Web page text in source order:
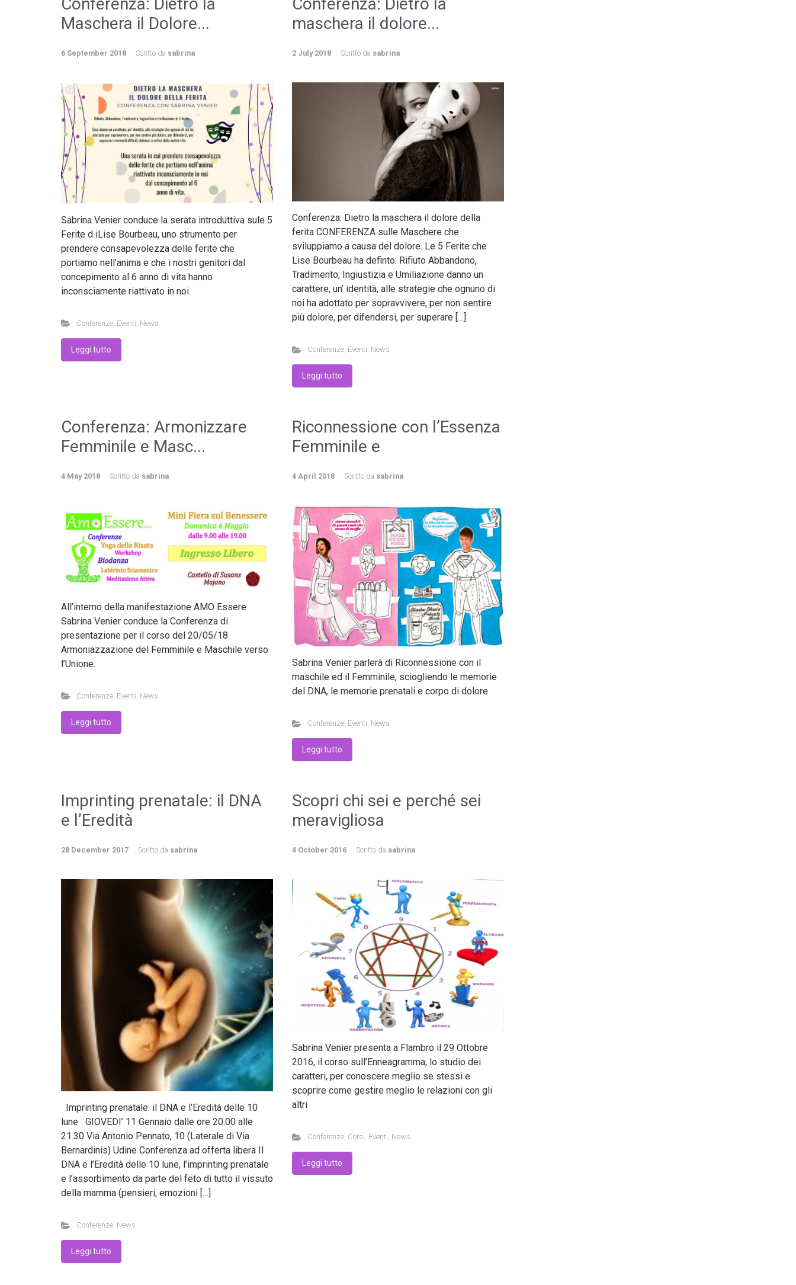
Maschera il Dolore...
6 September 2018 Scritto da sabrina
Sabrina Venier conduce la serata introduttiva sule 5
Ferite d iLise Bourbeau, uno strumento per
prendere consapevolezza delle ferite che
portiamo nell’anima e che i nostri genitori dal
concepimento al 6 anno di vita hanno
inconsciamente riattivato in noi.
Conferenze, Eventi News
Leggi tutto
maschera il dolore...
2 July 2018 Scritto da sabrina
Conferenza: Dietro la maschera il dolore della
ferita CONFERENZA sulle Maschere che
sviluppiamo a causa del dolore. Le 5 Ferite che
Lise Bourbeau ha definto: Rifiuto Abbandono,
Tradimento, Ingiustizia e Umiliazione danno un
carattere, un’ identità, alle strategie che ognuno di
noi ha adottato per sopravvivere, per non sentire
più dolore, per difendersi, per superare […]
Conferenze, Eventi News
Leggi tutto
Conferenza: Armonizzare
Femminile e Masc...
4 May 2018 Scritto da sabrina
All’interno della manifestazione AMO Essere
Sabrina Venier conduce la Conferenza di
presentazione per il corso del 20/05/18
Armoniazzazione del Femminile e Maschile verso
l’Unione.
Conferenze, Eventi News
Leggi tutto
Riconnessione con l’Essenza
Femminile e
4 April 2018 Scritto da sabrina
Sabrina Venier parlerà di Riconnessione con il
maschile ed il Femminile, sciogliendo le memorie
del DNA, le memorie prenatali e corpo di dolore
Conferenze, Eventi, News
Leggi tutto
Imprinting prenatale: il DNA
e l’Eredità
28 December 2017 Scritto da sabrina
Imprinting prenatale: il DNA e l’Eredità delle 10
lune GIOVEDI’ 11 Gennaio dalle ore 20.00 alle
21.30 Via Antonio Pennato, 10 (Laterale di Via
Bernardinis) Udine Conferenza ad offerta libera Il
DNA e l’Eredità delle 10 lune, l’imprinting prenatale
e l’assorbimento da parte del feto di tutto il vissuto
della mamma (pensieri, emozioni […]
Conferenze, News
Leggi tutto
Scopri chi sei e perché sei
meravigliosa
4 October 2016 Scritto da sabrina
Sabrina Venier presenta a Flambro il 29 Ottobre
2016, il corso sull’Enneagramma, lo studio dei
caratteri, per conoscere meglio se stessi e
scoprire come gestire meglio le relazioni con gli
altri
Conferenze, Corsi, Eventi, News
Leggi tutto